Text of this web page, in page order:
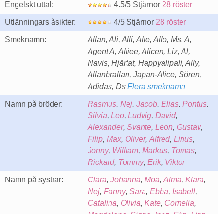
Engelskt uttal: 4.5/5 Stjärnor 28 röster
Utlänningars åsikter: 4/5 Stjärnor 28 röster
Smeknamn:
Allan, Ali, Alli, Alle, Allo, Ms. A,
Agent A, Alliee, Alicen, Liz, Al,
Navis, Hjärtat, Happyalipali, Ally,
Allanbrallan, Japan-Alice, Sören,
Adidas, Ds Flera smeknamn
Namn på bröder: Rasmus, Nej, Jacob, Elias, Pontus,
Silvia, Leo, Ludvig, David,
Alexander, Svante, Leon, Gustav,
Filip, Max, Oliver, Alfred, Linus,
Jonny, William, Markus, Tomas,
Rickard, Tommy, Erik, Viktor
Namn på systrar: Clara, Johanna, Moa, Alma, Klara,
Nej, Fanny, Sara, Ebba, Isabell,
Catalina, Olivia, Kate, Cornelia,